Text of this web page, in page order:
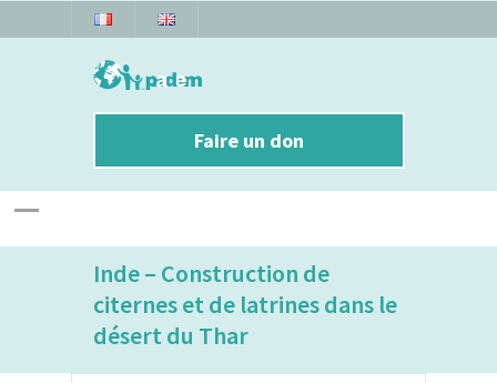
Faire un don
Inde – Construction de
citernes et de latrines dans le
désert du Thar